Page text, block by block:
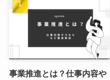
事業推進とは？仕事内容や